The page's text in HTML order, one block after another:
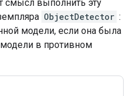
смысл выполнить эту
ObjectDetector :
модели, если она была
в противном